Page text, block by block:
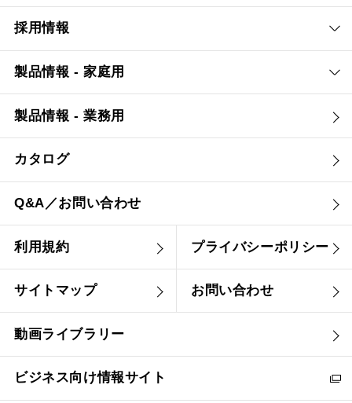
採用情報
製品情報 - 家庭用
製品情報 - 業務用
カタログ
Q&A／お問い合わせ
利用規約 プライバシーポリシー
サイトマップ お問い合わせ
動画ライブラリー
ビジネス向け情報サイト